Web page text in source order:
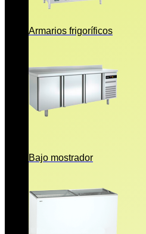
Armarios frigoríficos
Bajo mostrador